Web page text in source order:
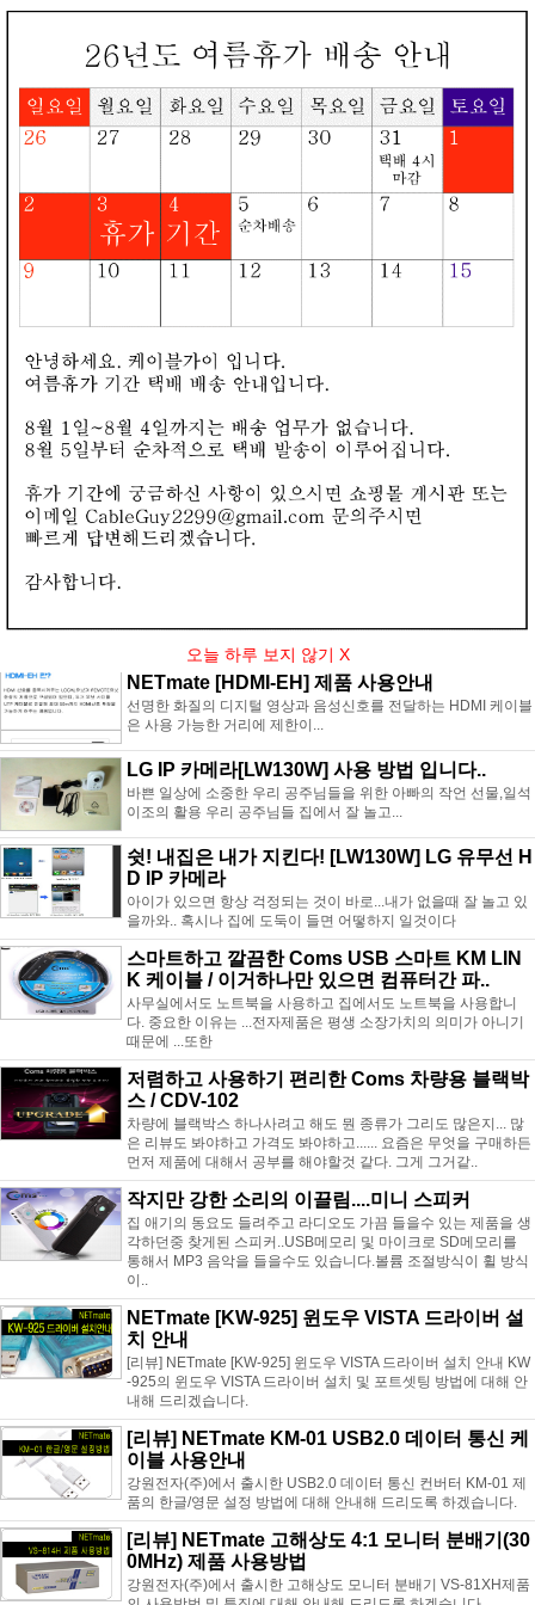
오늘 하루 보지 않기 X
회원가입 장바구니 오늘본상품
카테고리▼
베스트리뷰
NETmate USB3.0 무전원 리피터 20m NMC-RF
320
(41)
USB 케이블을 20미터 무전원 (USB 버스 파워만으로) 으로 연장
NETmate DVI(RGB) to 컴퍼넌트 케이블 (1)
강원전자(주)에서 판매중인 DVI/RGB to 컴퍼넌트 변환케이블의
사용에 대해 안내해 드리겠습니다.
NETmate DV-101 DVI to VGA컨버터
강원전자(주)에서 출시한 DVI to VGA 컨버터 DV-101 제품의 HD
MI단자를 이용한 사용방법에 대해 안내해 드리도록 하겠습니다.
NETmate NM-MHL20 변환기
강원전자(주)에서 출시한 USB2.0 to AV변환기(AV Grabber) M-4
90 제품의 사용방법에 대해 안내해 드리도록 하겠습니다.
NETmate [HDMI-EH] 제품 사용안내
선명한 화질의 디지털 영상과 음성신호를 전달하는 HDMI 케이블
은 사용 가능한 거리에 제한이...
LG IP 카메라[LW130W] 사용 방법 입니다..
바쁜 일상에 소중한 우리 공주님들을 위한 아빠의 작언 선물,일석
이조의 활용 우리 공주님들 집에서 잘 놀고...
쉿! 내집은 내가 지킨다! [LW130W] LG 유무선 H
D IP 카메라
아이가 있으면 항상 걱정되는 것이 바로...내가 없을때 잘 놀고 있
을까와.. 혹시나 집에 도둑이 들면 어떻하지 일것이다
스마트하고 깔끔한 Coms USB 스마트 KM LIN
K 케이블 / 이거하나만 있으면 컴퓨터간 파..
사무실에서도 노트북을 사용하고 집에서도 노트북을 사용합니
다. 중요한 이유는 ...전자제품은 평생 소장가치의 의미가 아니기
때문에 ...또한
저렴하고 사용하기 편리한 Coms 차량용 블랙박
스 / CDV-102
차량에 블랙박스 하나사려고 해도 뭔 종류가 그리도 많은지... 많
은 리뷰도 봐야하고 가격도 봐야하고...... 요즘은 무엇을 구매하든
먼저 제품에 대해서 공부를 해야할것 같다. 그게 그거같..
작지만 강한 소리의 이끌림....미니 스피커
집 애기의 동요도 들려주고 라디오도 가끔 들을수 있는 제품을 생
각하던중 찾게된 스피커..USB메모리 및 마이크로 SD메모리를
통해서 MP3 음악을 들을수도 있습니다.볼륨 조절방식이 휠 방식
이..
NETmate [KW-925] 윈도우 VISTA 드라이버 설
치 안내
[리뷰] NETmate [KW-925] 윈도우 VISTA 드라이버 설치 안내 KW
-925의 윈도우 VISTA 드라이버 설치 및 포트셋팅 방법에 대해 안
내해 드리겠습니다.
[리뷰] NETmate KM-01 USB2.0 데이터 통신 케
이블 사용안내
강원전자(주)에서 출시한 USB2.0 데이터 통신 컨버터 KM-01 제
품의 한글/영문 설정 방법에 대해 안내해 드리도록 하겠습니다.
[리뷰] NETmate 고해상도 4:1 모니터 분배기(30
0MHz) 제품 사용방법
강원전자(주)에서 출시한 고해상도 모니터 분배기 VS-81XH제품